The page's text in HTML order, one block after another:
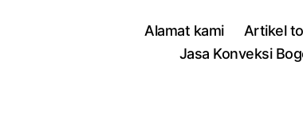
Alamat kami Artikel
Jasa Konveksi